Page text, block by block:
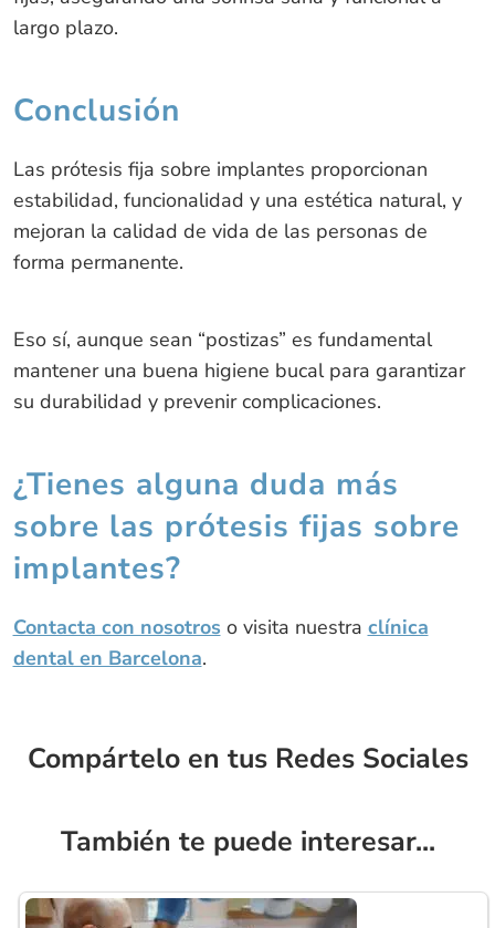
largo plazo.
Conclusión
Las prótesis fija sobre implantes proporcionan
estabilidad, funcionalidad y una estética natural, y
mejoran la calidad de vida de las personas de
forma permanente.
Eso sí, aunque sean “postizas” es fundamental
mantener una buena higiene bucal para garantizar
su durabilidad y prevenir complicaciones.
¿Tienes alguna duda más
sobre las prótesis fijas sobre
implantes?
Contacta con nosotros o visita nuestra clínica
dental en Barcelona.
Compártelo en tus Redes Sociales
También te puede interesar...